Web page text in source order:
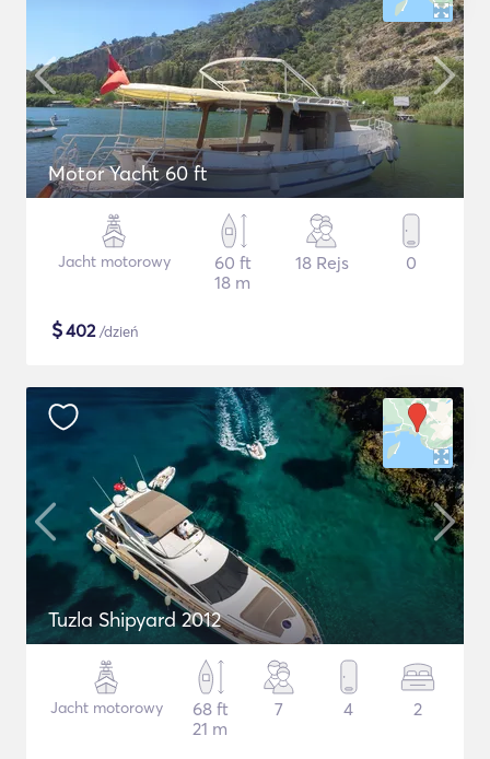
Motor Yacht 60 ft
Jacht motorowy
60 ft
18 m
18 Rejs 0
$402/dzień
Tuzla Shipyard 2012
Jacht motorowy
68 ft
21 m
7 4 2